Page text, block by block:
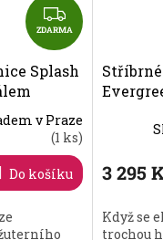
Z
D
A
R
A
ZDARMA
Splash
2635 58v Praze
(1 ks)
Do košíku
5441 66
3 295
Když se
trochou